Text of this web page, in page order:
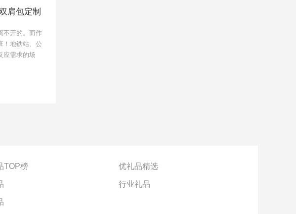
肩包定制
不开的。而作
！地铁站、公
应需求的场
包已经不能
TOP榜 优礼品精选
行业礼品